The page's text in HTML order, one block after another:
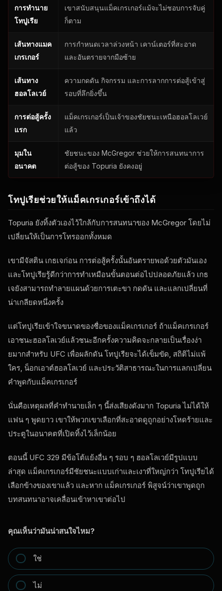
การทํานาย
โทปูเรีย
เขาสนับสนุนแม็คเกรเกอร์แม้จะไม่ชอบการจับคู่
ก็ตาม
เส้นทางแมค
เกรเกอร์
การกําหนดเวลาล่วงหน้า เคาน์เตอร์ที่สะอาด
และอันตรายจากมือซ้าย
เส้นทาง
ฮอลโลเวย์
ความกดดัน กิจกรรม และการลากการต่อสู้เข้าสู่
รอบที่ลึกยิ่งขึ้น
การต่อสู้ครั้ง
แรก
แม็คเกรเกอร์เป็นเจ้าของชัยชนะเหนือฮอลโลเวย์
แล้ว
มุมใน
อนาคต
ชัยชนะของ McGregor ช่วยให้การสนทนาการ
ต่อสู้ของ Topuria ยังคงอยู่
โทปูเรียช่วยให้แม็คเกรเกอร์เข้าถึงได้
Topuria ยังทิ้งตัวเองไว้ใกล้กับการสนทนาของ McGregor โดยไม่
เปลี่ยนให้เป็นการโทรออกทั้งหมด
เขามีจัสติน เกธเจก่อน การต่อสู้ครั้งนั้นอันตรายพอด้วยตัวมันเอง
และโทปูเรียรู้ดีกว่าการทําเหมือนขั้นตอนต่อไปปลอดภัยแล้ว เกธ
เจยังสามารถทําลายแผนด้วยการเตะขา กดดัน และแลกเปลี่ยนที่
น่าเกลียดหนึ่งครั้ง
แต่โทปูเรียเข้าใจขนาดของชื่อของแม็คเกรเกอร์ ถ้าแม็คเกรเกอร์
เอาชนะฮอลโลเวย์แล้วชนะอีกครั้งความคิดจะกลายเป็นเรื่องง่า
ยมากสําหรับ UFC เพื่อผลักดัน โทปูเรียจะได้เข็มขัด, สถิติไม่แพ้
ใคร, น็อกเอาต์ฮอลโลเวย์ และประวัติสาธารณะในการแลกเปลี่ยน
คําพูดกับแม็คเกรเกอร์
นั่นคือเหตุผลที่คําทํานายเล็ก ๆ นี้ส่งเสียงดังมาก Topuria ไม่ได้ให้
แฟน ๆ พูดยาว เขาให้พวกเขาเลือกที่สะอาดดูถูกอย่างโหดร้ายและ
ประตูในอนาคตที่เปิดทิ้งไว้เล็กน้อย
ตอนนี้ UFC 329 มีข้อโต้แย้งอื่น ๆ รอบ ๆ ฮอลโลเวย์มีรูปแบบ
ล่าสุด แม็คเกรเกอร์มีชัยชนะแบบเก่าและเงาที่ใหญ่กว่า โทปูเรียได้
เลือกข้างของเขาแล้ว และหาก แม็คเกรเกอร์ พิสูจน์ว่าเขาพูดถูก
บทสนทนาอาจเคลื่อนเข้าหาเขาต่อไป
คุณเห็นว่ามันน่าสนใจไหม?
ใช่
ไม่